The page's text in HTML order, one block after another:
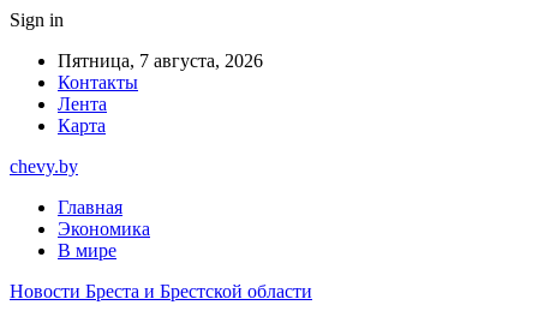
Sign in
Пятница, 7 августа, 2026
Контакты
Лента
Карта
chevy.by
Главная
Экономика
В мире
Новости Бреста и Брестской области